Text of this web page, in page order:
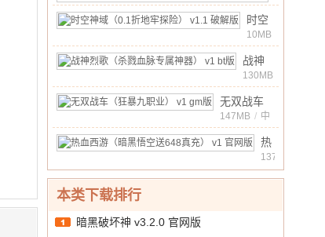
器
专
属
单
职）
v2
官
网
版
发
折）
限
钻
石
版
元
天
送）
中
时空
神域
折地
牢探
险）
v1.1
破解
版
10MB
中
文 /
战神
烈歌
戮血
脉专
属神
器）
v1 bt
130MB
中
文 / 10.00
无双战车
（狂暴九职
业） v1
gm版
147MB / 中
文 / 10.00
热
血
西
137MB
中
文 / 10.00
本类下载排行
暗黑破坏神 v3.2.0 官网版